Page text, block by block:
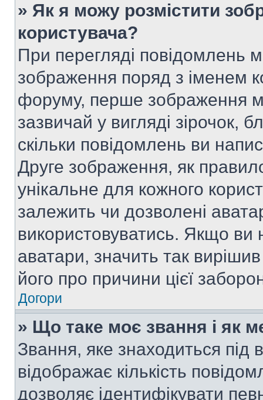
» Як я можу розмістити
користувача?
При перегляді повідомлень
зображення поряд з іменем
форуму, перше зображення
зазвичай у вигляді зірочок,
скільки повідомлень ви
Друге зображення, як
унікальне для кожного
залежить чи дозволені
використовуватись. Якщо ви
аватари, значить так
його про причини цієї
Догори
» Що таке моє звання і як
Звання, яке знаходиться
відображає кількість
дозволяє ідентифікувати